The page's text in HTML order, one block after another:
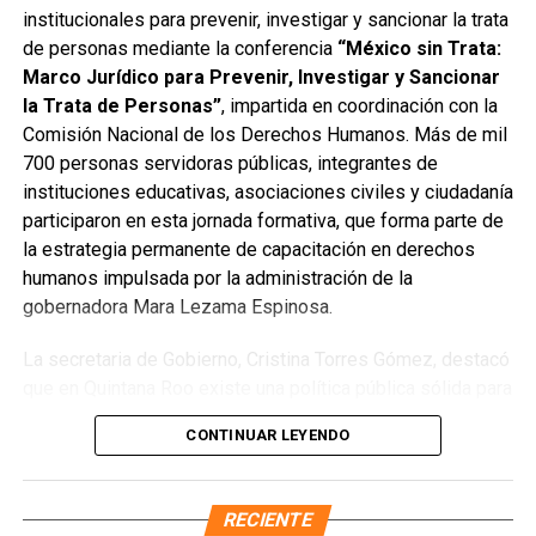
servicios turísticos, quienes aportaron experiencia y
compromiso para avanzar hacia un uso más justo y
organizado del espacio portuario.
La instalación del Comité representa un paso firme hacia
la prosperidad compartida y el desarrollo económico y
social de la región, en sintonía con la visión de la
gobernadoraMara Lezama de construir puertos que
impulsen bienestar y mayores oportunidades para las
familias quintanarroenses.
Fuente: 5to Poder Agencia de Noticias
institucionales para prevenir, investigar y sancionar la trata
de personas mediante la conferencia “México sin Trata:
Marco Jurídico para Prevenir, Investigar y Sancionar
la Trata de Personas”, impartida en coordinación con la
Comisión Nacional de los Derechos Humanos. Más de mil
700 personas servidoras públicas, integrantes de
instituciones educativas, asociaciones civiles y ciudadanía
participaron en esta jornada formativa, que forma parte de
la estrategia permanente de capacitación en derechos
humanos impulsada por la administración de la
gobernadora Mara Lezama Espinosa.
La secretaria de Gobierno, Cristina Torres Gómez, destacó
combatir este delito, sustentada en el trabajo coordinado
de las instituciones que integran la Mesa Estatal para la
Construcción de la Paz. Subrayó que la gobernadora ha
dispuesto todos los recursos necesarios para fortalecer
CONTINUAR LEYENDO
RECIENTE